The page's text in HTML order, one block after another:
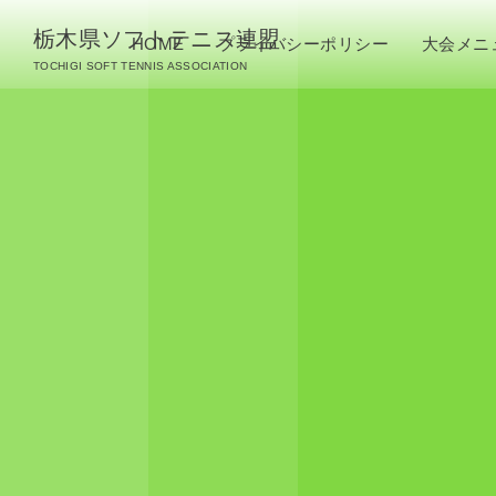
栃木県ソフトテニス連盟
TOCHIGI SOFT TENNIS ASSOCIATION
HOME プライバシーポリシー 大会メニ